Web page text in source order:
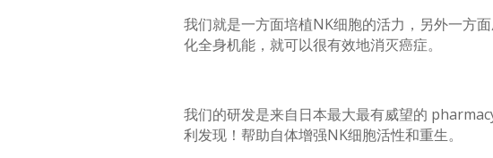
我们就是一方面培植NK细胞的活力，另外一方
化全身机能，就可以很有效地消灭癌症。
我们的研发是来自日本最大最有威望的
利发现！帮助自体增强NK细胞活性和重生。